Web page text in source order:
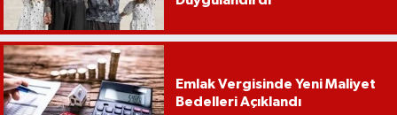
Emlak Vergisinde Yeni Maliyet
Bedelleri Açıklandı